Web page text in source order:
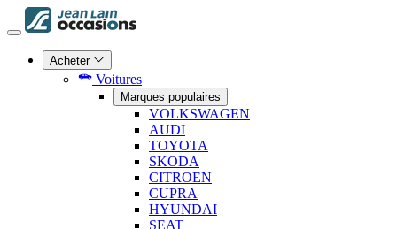
Acheter
Voitures
Marques populaires
VOLKSWAGEN
AUDI
TOYOTA
SKODA
CITROEN
CUPRA
HYUNDAI
SEAT